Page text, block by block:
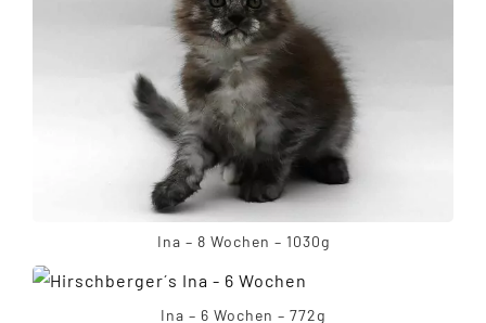
Ina – 8 Wochen – 1030g
Ina – 6 Wochen – 772g